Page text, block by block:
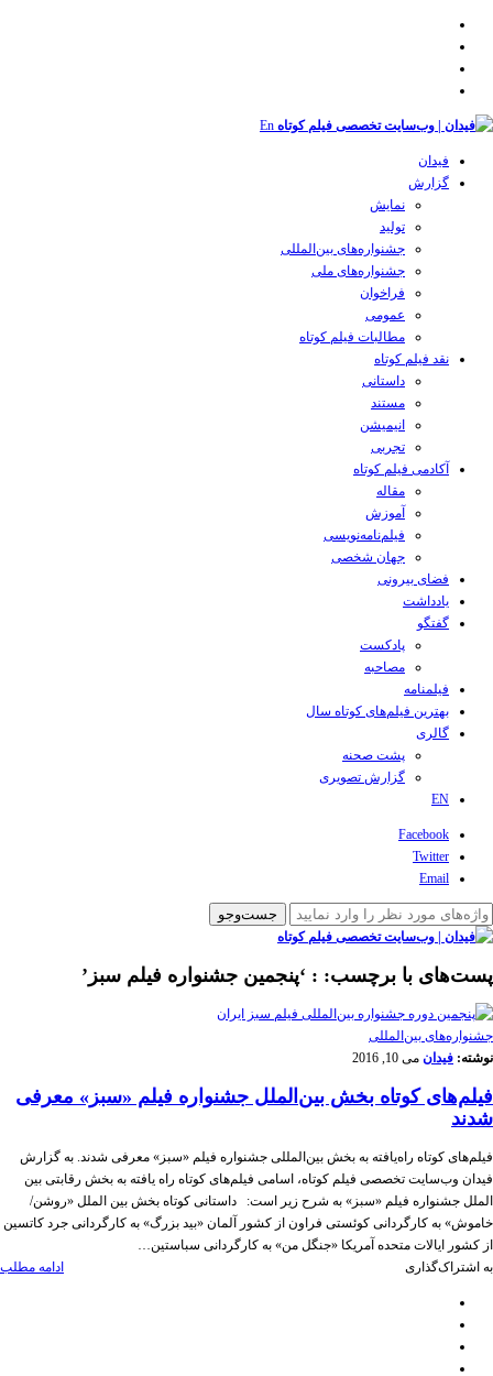
En
فیدان
گزارش
نمایش
تولید
‌‌جشنواره‌های بین‌المللی
جشنواره‌های ملی
فراخوان
عمومی
مطالبات فیلم کوتاه
نقد فیلم کوتاه
داستانی
مستند
انیمیشن
تجربی
آکادمی فیلم کوتاه
مقاله
آموزش
فیلم‌نامه‌نویسی
جهان شخصی
فضای بیرونی
یادداشت
گفتگو
پادکست
مصاحبه
فیلمنامه
بهترین فیلم‌های کوتاه سال
گالری
پشت صحنه
گزارش تصویری
EN
Facebook
Twitter
Email
پست‌های با برچسب: : ‘پنجمین جشنواره فیلم سبز’
‌‌جشنواره‌های بین‌المللی
نوشته: فیدان می 10, 2016
فیلم‌های کوتاه بخش بین‌الملل جشنواره فیلم «سبز» معرفی
شدند
فیلم‌های کوتاه راه‌یافته به بخش بین‌المللی جشنواره فیلم «سبز» معرفی شدند. به گزارش
فیدان وب‌سایت تخصصی فیلم کوتاه، اسامی فیلم‌های کوتاه راه یافته به بخش رقابتی بین
الملل جشنواره فیلم «سبز» به شرح زیر است: داستانی کوتاه بخش بین الملل «روشن/
خاموش» به کارگردانی کوئستی فراون از کشور آلمان «بید بزرگ» به کارگردانی جرد کاتسین
از کشور ایالات متحده آمریکا «جنگل من» به کارگردانی سباستین…
ادامه مطلب
به اشتراک‌گذاری